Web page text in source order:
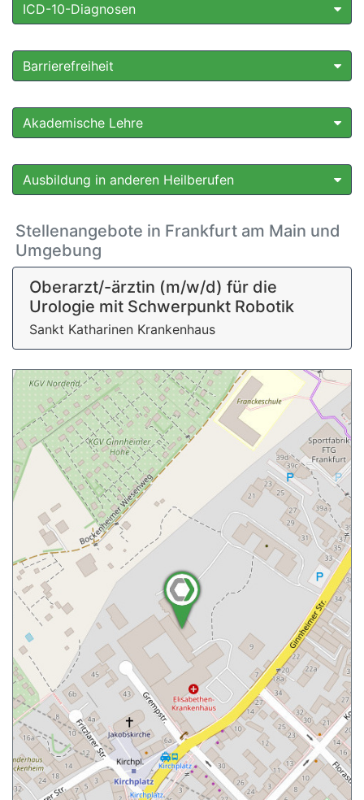
ICD-10-Diagnosen
Barrierefreiheit
Akademische Lehre
Ausbildung in anderen Heilberufen
Stellenangebote in Frankfurt am Main und
Umgebung
Oberarzt/-ärztin (m/w/d) für die
Urologie mit Schwerpunkt Robotik
Sankt Katharinen Krankenhaus